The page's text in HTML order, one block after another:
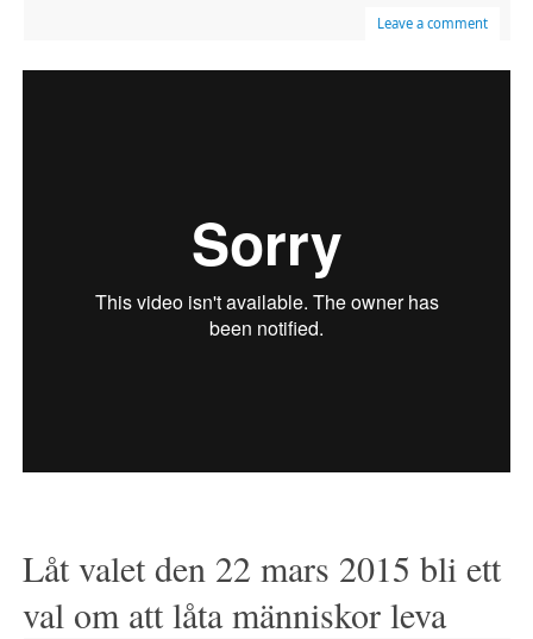
Leave a comment
Låt valet den 22 mars 2015 bli ett
val om att låta människor leva